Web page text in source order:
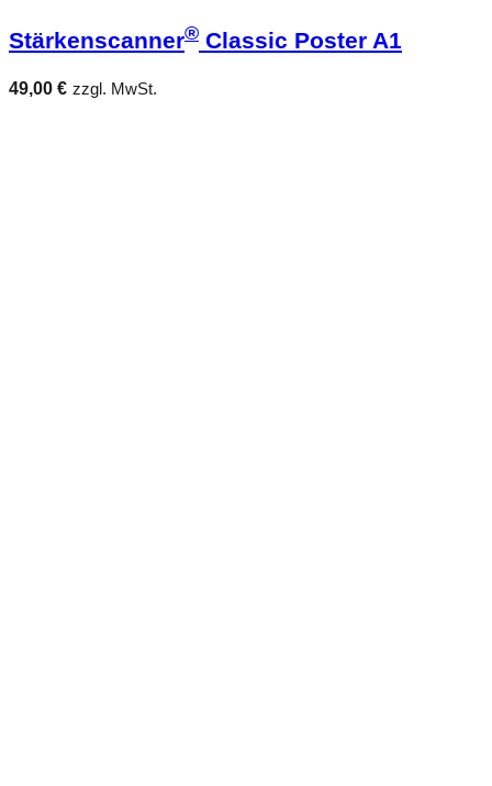
Stärkenscanner® Classic Poster A1
49,00 € zzgl. MwSt.